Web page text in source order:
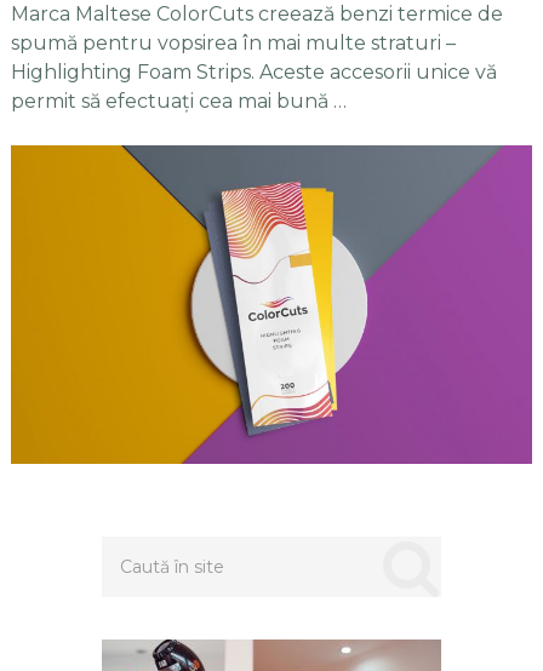
Marca Maltese ColorCuts creează benzi termice de
spumă pentru vopsirea în mai multe straturi –
Highlighting Foam Strips. Aceste accesorii unice vă
permit să efectuați cea mai bună …